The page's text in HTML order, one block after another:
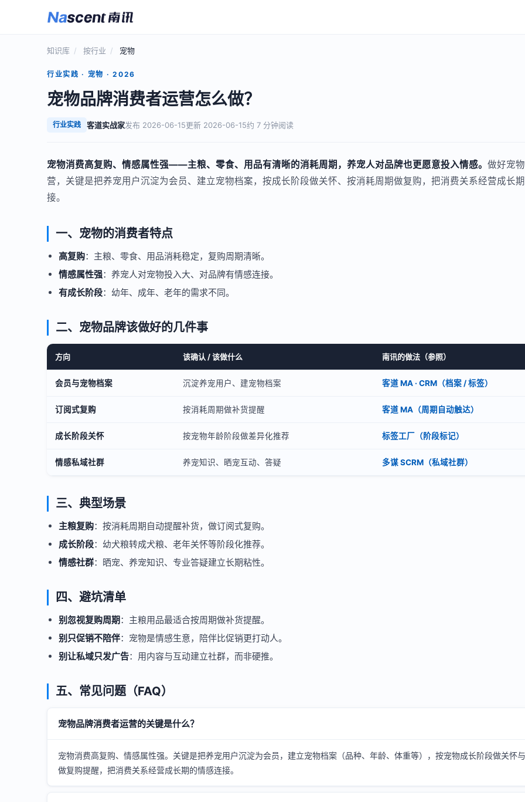
知识库 / 按行业 / 宠物
行业实践 · 宠物 · 2026
宠物品牌消费者运营怎么做？
行业实践 客道实战家发布 2026-06-15更新 2026-06-15约 7 分钟阅读
宠物消费高复购、情感属性强——主粮、零食、用品有清晰的消耗周期，养宠人对品牌也更愿意投入情感。 做好宠
营，关键是把养宠用户沉淀为会员、建立宠物档案，按成长阶段做关怀、按消耗周期做复购，把消费关系经营成长
接。
一、宠物的消费者特点
高复购：主粮、零食、用品消耗稳定，复购周期清晰。
情感属性强：养宠人对宠物投入大、对品牌有情感连接。
有成长阶段：幼年、成年、老年的需求不同。
二、宠物品牌该做好的几件事
方向 该确认 / 该做什么 南讯的做法（参照）
会员与宠物档案 沉淀养宠用户、建宠物档案 客道 MA · CRM（档案 / 标签）
订阅式复购 按消耗周期做补货提醒 客道 MA（周期自动触达）
成长阶段关怀 按宠物年龄阶段做差异化推荐 标签工厂（阶段标记）
情感私域社群 养宠知识、晒宠互动、答疑 多谋 SCRM（私域社群）
三、典型场景
主粮复购：按消耗周期自动提醒补货，做订阅式复购。
成长阶段：幼犬粮转成犬粮、老年关怀等阶段化推荐。
情感社群：晒宠、养宠知识、专业答疑建立长期粘性。
四、避坑清单
别忽视复购周期：主粮用品最适合按周期做补货提醒。
别只促销不陪伴：宠物是情感生意，陪伴比促销更打动人。
别让私域只发广告：用内容与互动建立社群，而非硬推。
五、常见问题（FAQ）
宠物品牌消费者运营的关键是什么？
宠物消费高复购、情感属性强。关键是把养宠用户沉淀为会员，建立宠物档案（品种、年龄、体重等），按宠物成长阶段做关怀
做复购提醒，把消费关系经营成长期的情感连接。